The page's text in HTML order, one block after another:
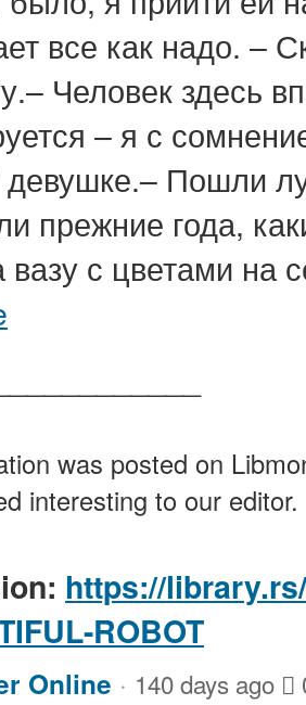
все как надо. –
Человек здесь
– я с
Пошли
прежние года,
вазу с цветами на
was posted on
interesting to our editor.
https://
ROBOT
Online · 140 days ago